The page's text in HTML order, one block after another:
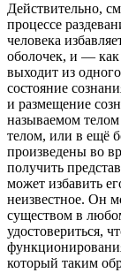
Действительно,
процессе
человека
оболочек, и — как
выходит из
состояние
и размещение
называемом
телом, или в ещё
произведены во
получить
может избавить
неизвестное. Он
существом в
удостовериться,
который таким